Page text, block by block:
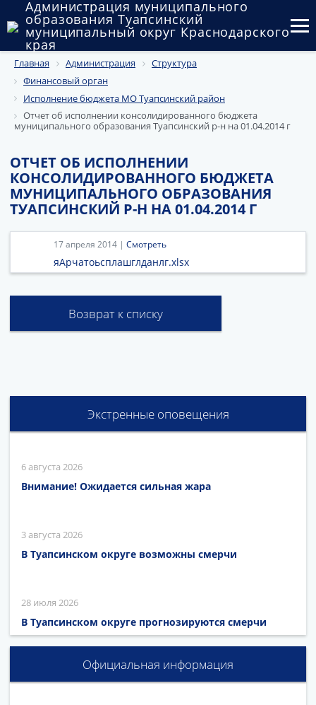
Администрация муниципального
образования Туапсинский
муниципальный округ Краснодарского
края
Округ
Администрация
Муниципальные закупки
Государственный и муниципальный контроль
Муниципальное имущество
Главная Администрация
Структура
Финансовый орган
Исполнение бюджета МО Туапсинский район
Отчет об исполнении консолидированного бюджета
муниципального образования Туапсинский р-н на 01.04.2014 г
ОТЧЕТ ОБ ИСПОЛНЕНИИ
КОНСОЛИДИРОВАННОГО БЮДЖЕТА
МУНИЦИПАЛЬНОГО ОБРАЗОВАНИЯ
ТУАПСИНСКИЙ Р-Н НА 01.04.2014 Г
17 апреля 2014 | Смотреть
яАрчатоьсплашглданлг.xlsx
Возврат к списку
Экстренные оповещения
6 августа 2026
Внимание! Ожидается сильная жара
3 августа 2026
В Туапсинском округе возможны смерчи
28 июля 2026
В Туапсинском округе прогнозируются смерчи
Официальная информация